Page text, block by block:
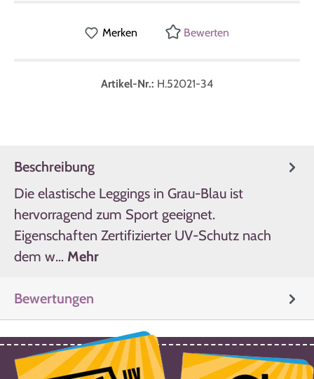
Merken Bewerten
Artikel-Nr.: H.52021-34
Beschreibung
Die elastische Leggings in Grau-Blau ist
hervorragend zum Sport geeignet.
Eigenschaften Zertifizierter UV-Schutz nach
dem w… Mehr
Bewertungen